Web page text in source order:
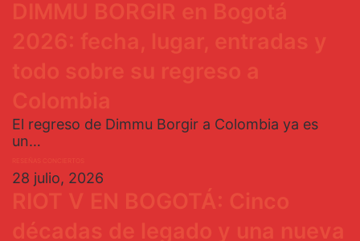
DIMMU BORGIR en Bogotá
2026: fecha, lugar, entradas y
todo sobre su regreso a
Colombia
El regreso de Dimmu Borgir a Colombia ya es
un…
28 julio, 2026
RIOT V EN BOGOTÁ: Cinco
décadas de legado y una nueva